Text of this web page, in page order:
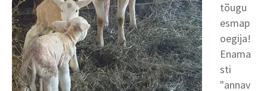
tõugu
esmap
oegija!
Enama
sti
"annav